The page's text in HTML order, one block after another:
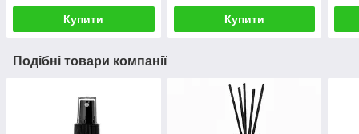
Купити Купити
Подібні товари компанії